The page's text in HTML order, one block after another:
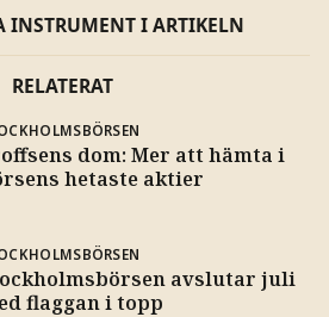
INSTRUMENT I ARTIKELN
RELATERAT
dom: Mer att hämta i
hetaste aktier
avslutar juli
flaggan i topp